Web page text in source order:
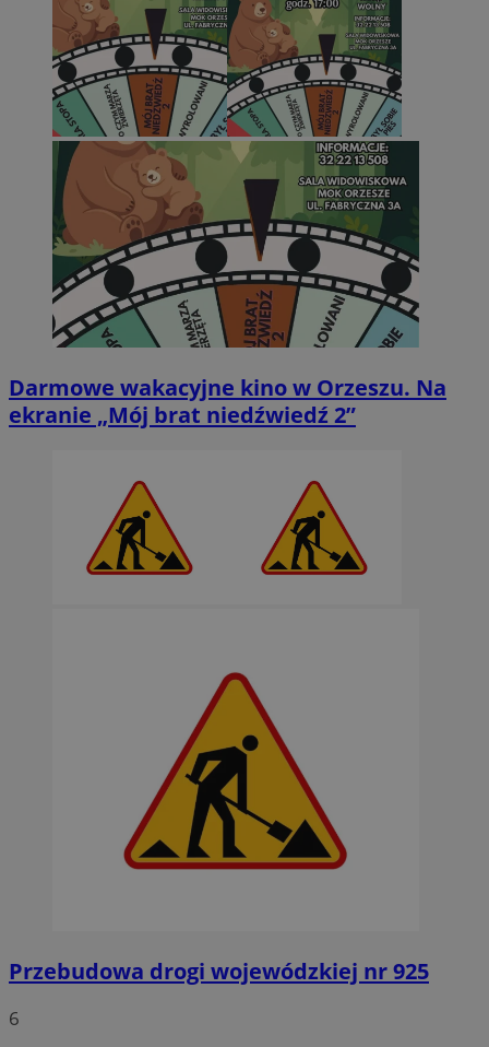
Darmowe wakacyjne kino w Orzeszu. Na
ekranie „Mój brat niedźwiedź 2”
Przebudowa drogi wojewódzkiej nr 925
6